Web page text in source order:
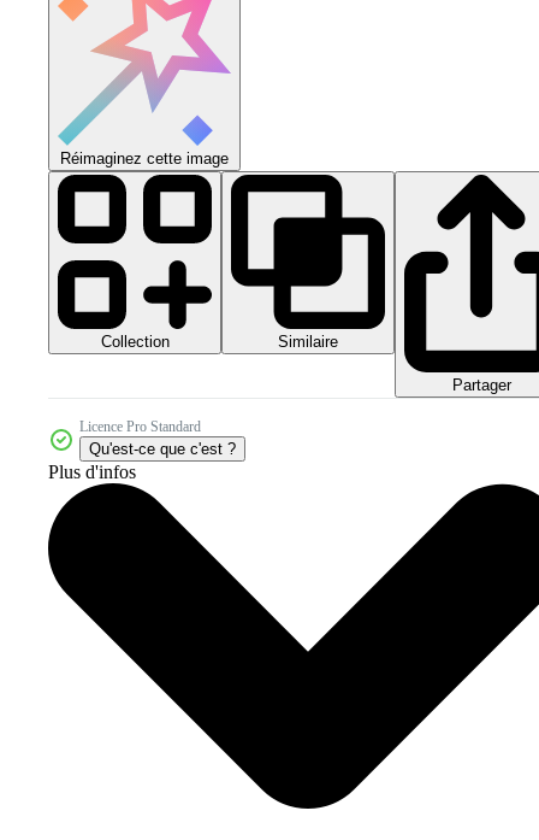
Réimaginez cette image
Collection Similaire
Partager
Licence Pro Standard
Qu'est-ce que c'est ?
Plus d'infos